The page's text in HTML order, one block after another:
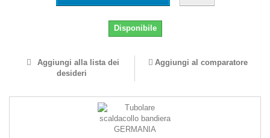
Disponibile
Aggiungi alla lista dei
desideri
Aggiungi al comparatore